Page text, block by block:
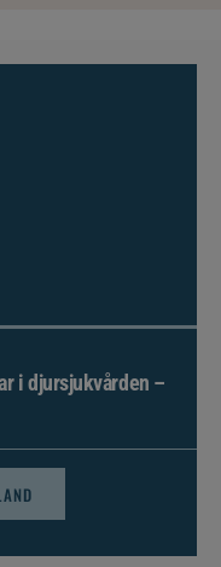
i djursjukvården –